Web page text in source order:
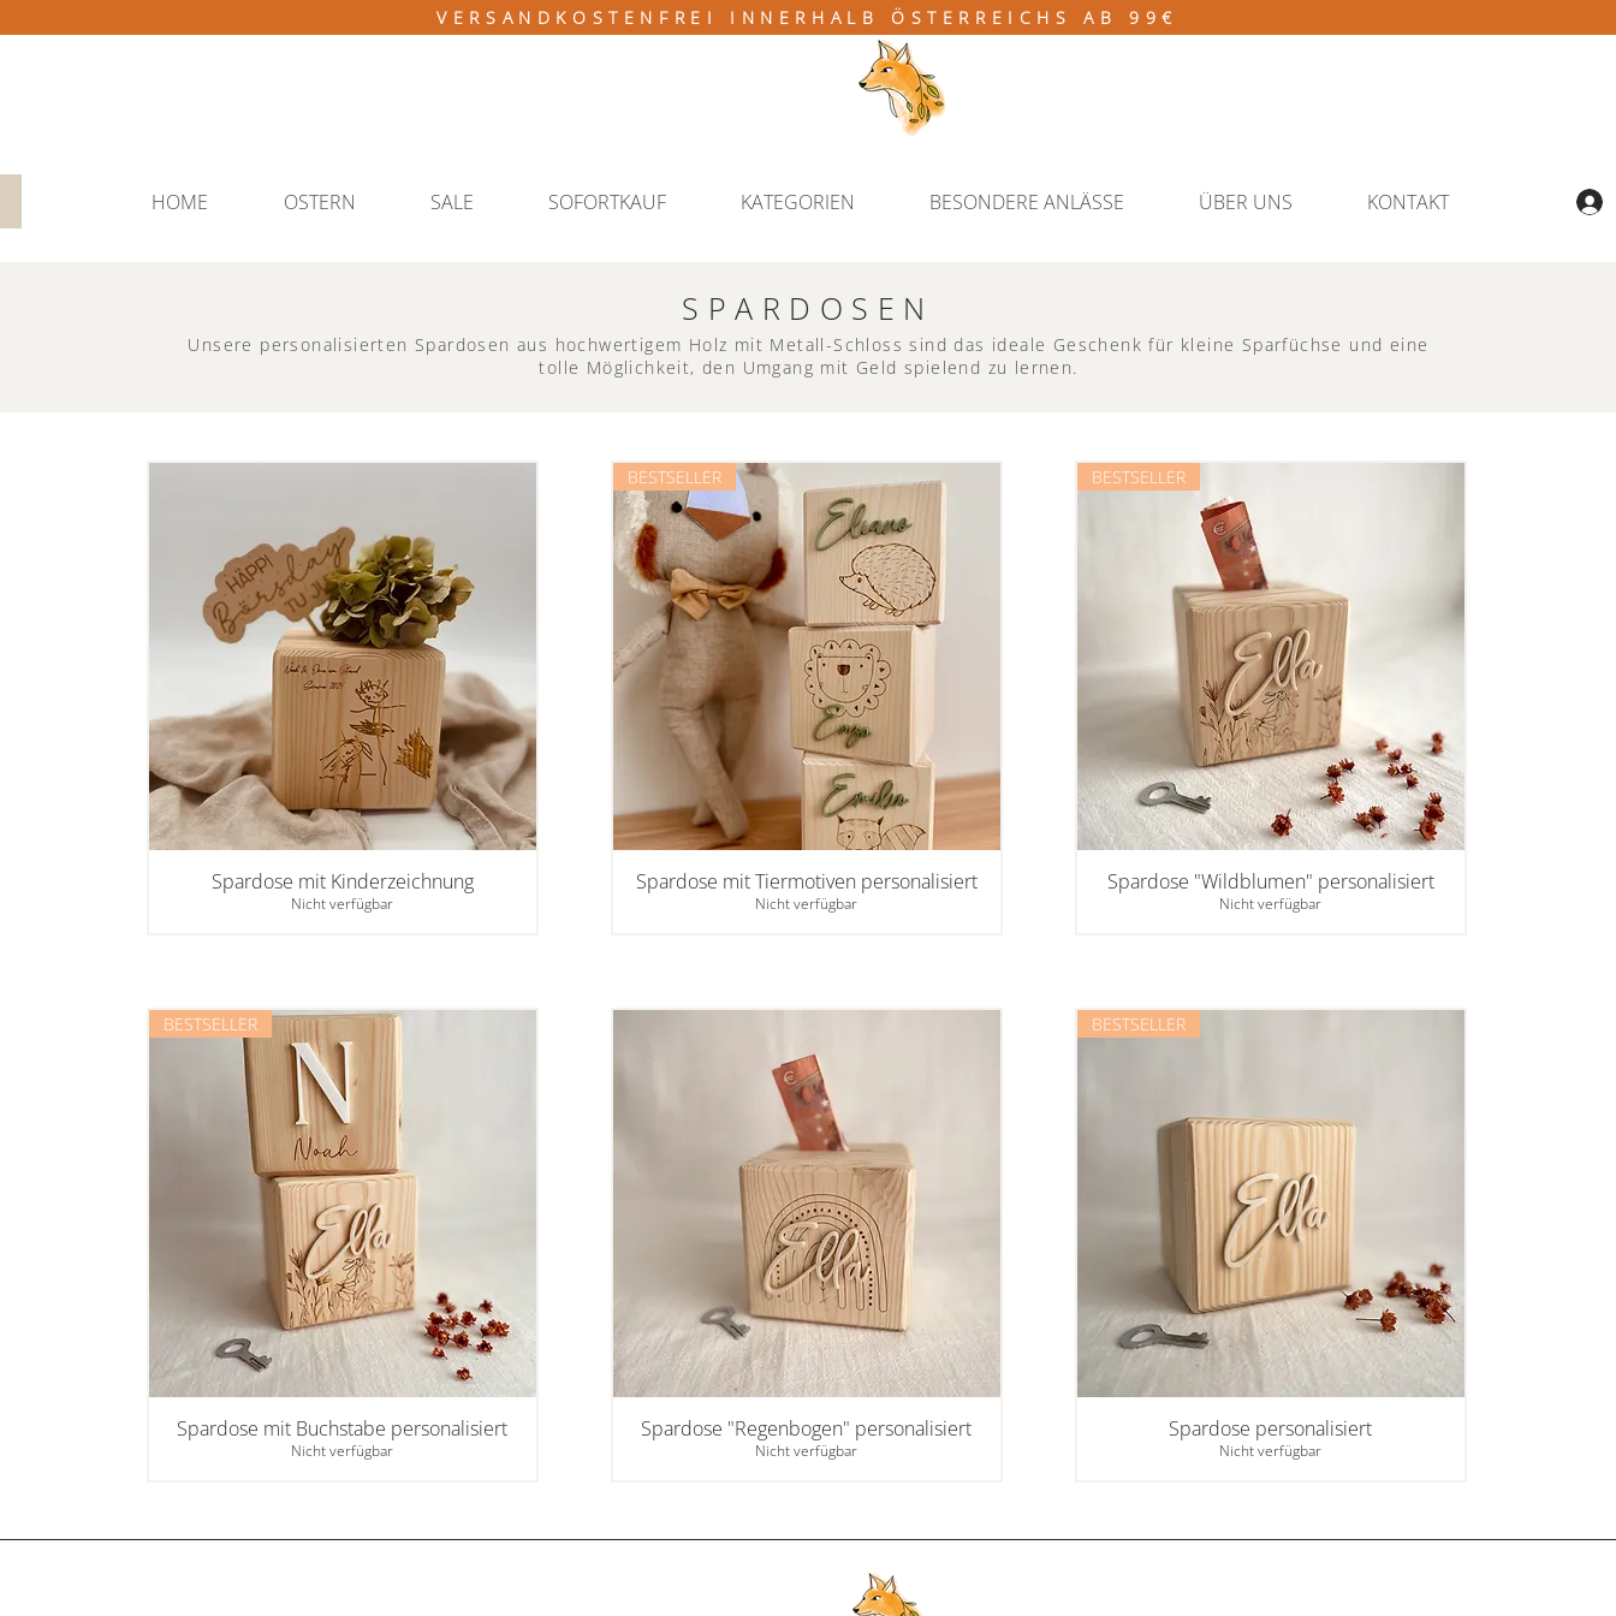
VERSANDKOSTENFREI INNERHALB ÖSTERREICHS AB 99€
HOME OSTERN SALE SOFORTKAUF KATEGORIEN BESONDERE ANLÄSSE ÜBER UNS KONTAKT
SPARDOSEN
Unsere personalisierten Spardosen aus hochwertigem Holz mit Metall-Schloss sind das ideale Geschenk für kleine Sparfüchse und eine
tolle Möglichkeit, den Umgang mit Geld spielend zu lernen.
Spardose mit Kinderzeichnung
Nicht verfügbar
BESTSELLER
Spardose mit Tiermotiven personalisiert
Nicht verfügbar
BESTSELLER
Spardose "Wildblumen" personalisiert
Nicht verfügbar
BESTSELLER
Spardose mit Buchstabe personalisiert
Nicht verfügbar
Spardose "Regenbogen" personalisiert
Nicht verfügbar
BESTSELLER
Spardose personalisiert
Nicht verfügbar